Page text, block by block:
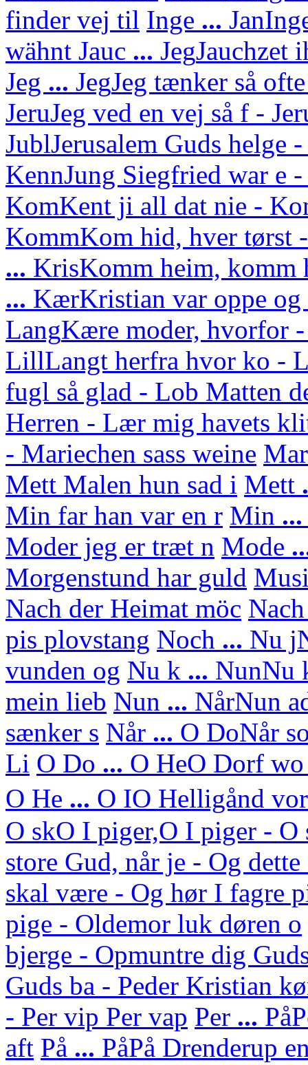
finder vej til Inge ... Jan
wähnt Jauc ... JegJauchzet
Jeg ... JegJeg tænker så
JeruJeg ved en vej så f -
JublJerusalem Guds helge
KennJung Siegfried war e
KomKent ji all dat nie -
KommKom hid, hver tørst
... KrisKomm heim, komm
... KærKristian var oppe
LangKære moder, hvorfor
LillLangt herfra hvor ko -
fugl så glad - Lob Matten
Herren - Lær mig havets
- Mariechen sass weine
Mett Malen hun sad i Mett
Min far han var en r Min
Moder jeg er træt n Mode
Morgenstund har guld
Nach der Heimat möc Nach
pis plovstang Noch ... Nu j
vunden og Nu k ... NunNu
mein lieb Nun ... NårNun
sænker s Når ... O DoNår
Li O Do ... O HeO Dorf
O He ... O IO Helligånd
O skO I piger,O I piger -
store Gud, når je - Og
skal være - Og hør I fagre
pige - Oldemor luk døren o
bjerge - Opmuntre dig
Guds ba - Peder Kristian
- Per vip Per vap Per ... På
aft På ... PåPå Drenderup